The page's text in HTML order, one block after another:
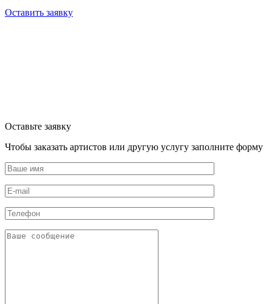
Оставить заявку
Оставьте заявку
Чтобы заказать артистов или другую услугу заполните форму